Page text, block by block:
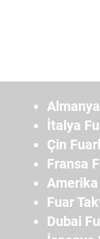
İtalya
Çin
Fransa
Amerika
Fuar
Dubai